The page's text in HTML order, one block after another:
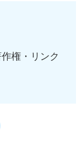
権・リンク